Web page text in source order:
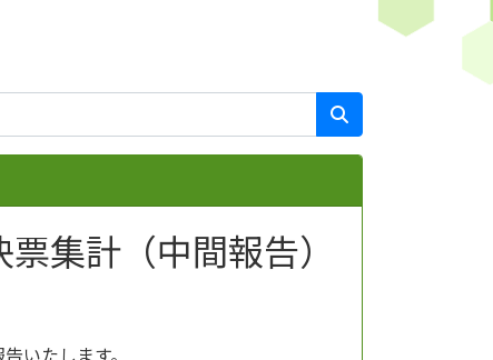
集計（中間報告）
いたします。